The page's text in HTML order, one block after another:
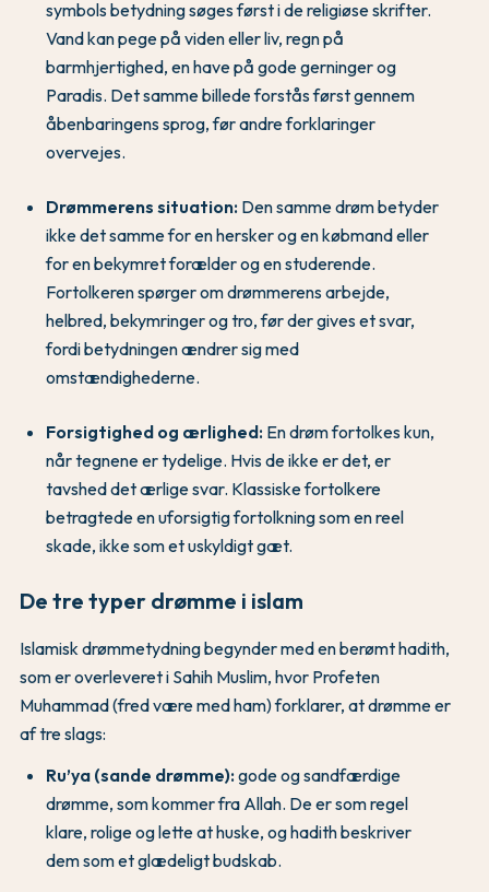
symbols betydning søges først i de religiøse skrifter.
Vand kan pege på viden eller liv, regn på
barmhjertighed, en have på gode gerninger og
Paradis. Det samme billede forstås først gennem
åbenbaringens sprog, før andre forklaringer
overvejes.
Drømmerens situation: Den samme drøm betyder
ikke det samme for en hersker og en købmand eller
for en bekymret forælder og en studerende.
Fortolkeren spørger om drømmerens arbejde,
helbred, bekymringer og tro, før der gives et svar,
fordi betydningen ændrer sig med
omstændighederne.
Forsigtighed og ærlighed: En drøm fortolkes kun,
når tegnene er tydelige. Hvis de ikke er det, er
tavshed det ærlige svar. Klassiske fortolkere
betragtede en uforsigtig fortolkning som en reel
skade, ikke som et uskyldigt gæt.
De tre typer drømme i islam
Islamisk drømmetydning begynder med en berømt hadith,
som er overleveret i Sahih Muslim, hvor Profeten
Muhammad (fred være med ham) forklarer, at drømme er
af tre slags:
Ru’ya (sande drømme):gode og sandfærdige
drømme, som kommer fra Allah. De er som regel
klare, rolige og lette at huske, og hadith beskriver
dem som et glædeligt budskab.